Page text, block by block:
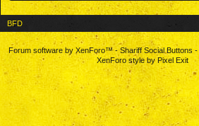
BFD
Forum software by XenForo™-Shariff Social Buttons-
XenForo style by Pixel Exit